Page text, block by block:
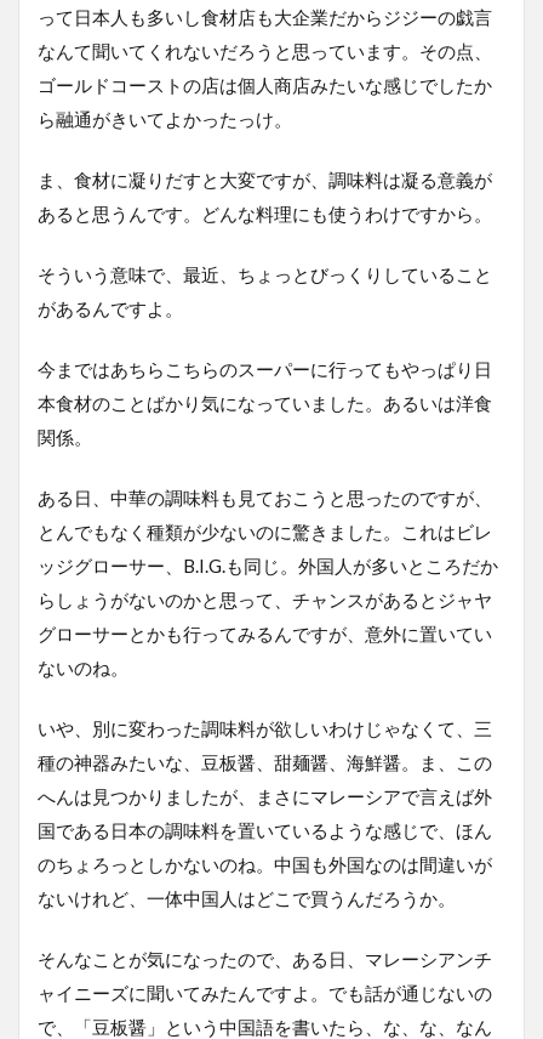
って日本人も多いし食材店も大企業だからジジーの戯言
なんて聞いてくれないだろうと思っています。その点、
ゴールドコーストの店は個人商店みたいな感じでしたか
ら融通がきいてよかったっけ。
ま、食材に凝りだすと大変ですが、調味料は凝る意義が
あると思うんです。どんな料理にも使うわけですから。
そういう意味で、最近、ちょっとびっくりしていること
があるんですよ。
今まではあちらこちらのスーパーに行ってもやっぱり日
本食材のことばかり気になっていました。あるいは洋食
関係。
ある日、中華の調味料も見ておこうと思ったのですが、
とんでもなく種類が少ないのに驚きました。これはビレ
ッジグローサー、B.I.G.も同じ。外国人が多いところだか
らしょうがないのかと思って、チャンスがあるとジャヤ
グローサーとかも行ってみるんですが、意外に置いてい
ないのね。
いや、別に変わった調味料が欲しいわけじゃなくて、三
種の神器みたいな、豆板醤、甜麺醤、海鮮醤。ま、この
へんは見つかりましたが、まさにマレーシアで言えば外
国である日本の調味料を置いているような感じで、ほん
のちょろっとしかないのね。中国も外国なのは間違いが
ないけれど、一体中国人はどこで買うんだろうか。
そんなことが気になったので、ある日、マレーシアンチ
ャイニーズに聞いてみたんですよ。でも話が通じないの
で、「豆板醤」という中国語を書いたら、な、な、なん